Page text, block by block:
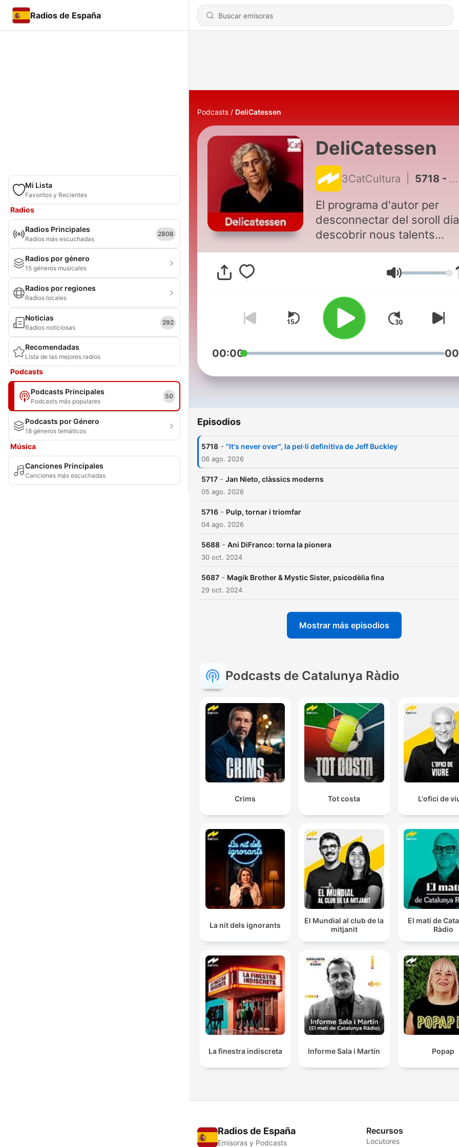
Radios de España
Mi Lista
Favoritos y Recientes
Radios
Radios Principales
Radios más escuchadas
2808
Radios por género
15 géneros musicales
Radios por regiones
Radios locales
Noticias
Radios noticiosas
292
Recomendadas
Lista de las mejores radios
Podcasts
Podcasts Principales
Podcasts más populares
50
Podcasts por Género
18 géneros temáticos
Música
Canciones Principales
Canciones más escuchadas
Podcasts DeliCatessen
DeliCatessen
3CatCultura 5718 - "It's never over", la pel·li definitiva de Jeff Buckley
El programa d'autor per
desconnectar del soroll
descobrir nous talents
musicals de casa i de fora.
dilluns a dijous, de 23.00 a
Volumen
00:00
Episodios
5718 - "It's never over", la pel·li definitiva de Jeff Buckley
06 ago. 2026
5717 - Jan Nieto, clàssics moderns
05 ago. 2026
5716 - Pulp, tornar i triomfar
04 ago. 2026
5688 - Ani DiFranco: torna la pionera
30 oct. 2024
5687 - Magik Brother & Mystic Sister, psicodèlia fina
29 oct. 2024
Mostrar más episodios
Podcasts de Catalunya Ràdio
Crims Tot costa L'ofici de
La nit dels ignorants
El Mundial al club de la
mitjanit
El matí de
Ràdio
La finestra indiscreta Informe Sala i Martín Popap
Radios de España
Emisoras y Podcasts
Recursos
Locutores